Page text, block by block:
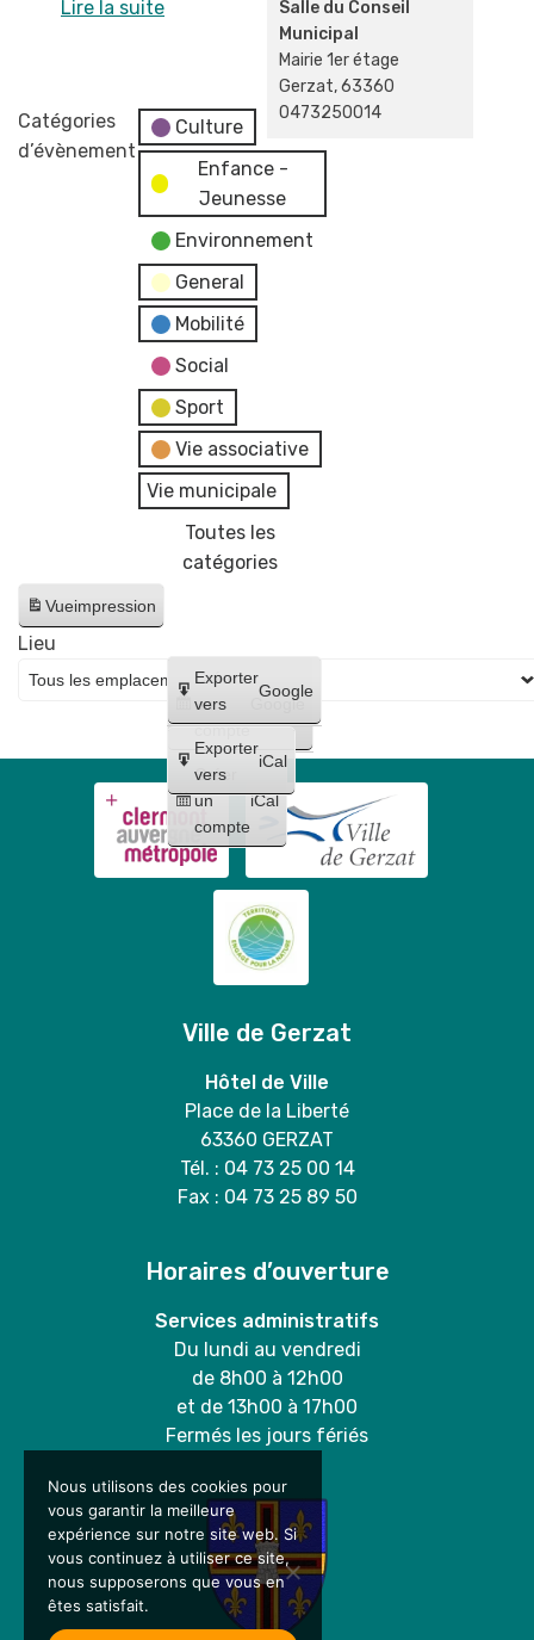
Salle du Conseil
Municipal
Mairie 1er étage
Gerzat,63360
0473250014
Lire la suite
Catégories
d’évènement
Culture
Enfance -
Jeunesse
Environnement
General
Mobilité
Social
Sport
Vie associative
Vie municipale
Toutes les
catégories
Vueimpression
Créer
un
compte
Google
Créer
un
compte
iCal
Exporter
vers
Google
Exporter
vers
iCal
Lieu
Ville de Gerzat
Hôtel de Ville
Place de la Liberté
63360 GERZAT
Tél. : 04 73 25 00 14
Fax : 04 73 25 89 50
Horaires d’ouverture
Services administratifs
Du lundi au vendredi
de 8h00 à 12h00
et de 13h00 à 17h00
Fermés les jours fériés
Nous utilisons des cookies pour
vous garantir la meilleure
expérience sur notre site web. Si
vous continuez à utiliser ce site,
nous supposerons que vous en
êtes satisfait.